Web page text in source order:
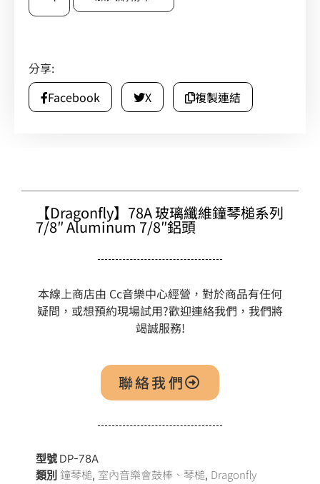
分享:
Facebook
X 複製連結
【Dragonfly】78A 玻璃纖維鐘琴槌系列
7/8″ Aluminum 7/8″鋁頭
本線上商店由 Cc音樂中心經營，對於商品有任何
疑問，或想預約現場試用?歡迎連絡我們，我們將
竭誠服務!
聯絡我們
型號 DP-78A
類別 鐘琴槌, 室內音樂會鼓棒、琴槌, Dragonfly